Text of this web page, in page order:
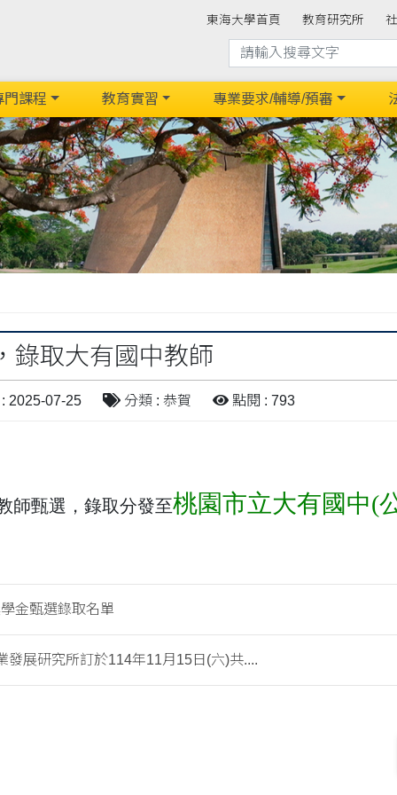
東海大學首頁 教育研究所
門課程 教育實習 專業要求/輔導/預審
取大有國中教師
2025-07-25 分類 : 恭賀 點閱 : 793
師甄選，錄取分發至桃園市立大有國中(
金甄選錄取名單
發展研究所訂於114年11月15日(六)共....